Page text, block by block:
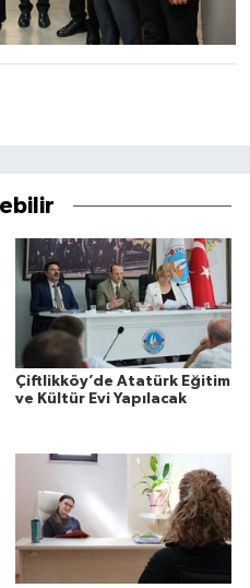
Çiftlikköy’de Atatürk Eğitim
ve Kültür Evi Yapılacak